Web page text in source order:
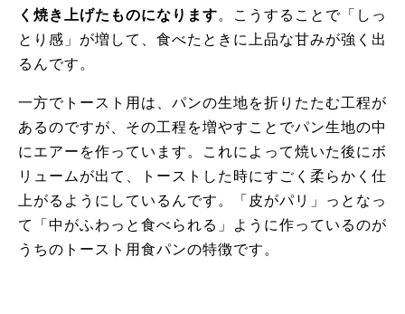
く焼き上げたものになります。こうすることで「しっ
とり感」が増して、食べたときに上品な甘みが強く出
るんです。
一方でトースト用は、パンの生地を折りたたむ工程が
あるのですが、その工程を増やすことでパン生地の中
にエアーを作っています。これによって焼いた後にボ
リュームが出て、トーストした時にすごく柔らかく仕
上がるようにしているんです。「皮がパリ」っとなっ
て「中がふわっと食べられる」ように作っているのが
うちのトースト用食パンの特徴です。